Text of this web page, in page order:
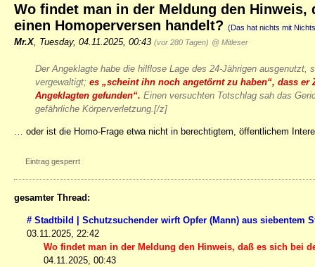
Wo findet man in der Meldung den Hinweis,
einen Homoperversen handelt? (Das hat nichts mit
Mr.X Tuesday, 04.11.2025, 00:43 (vor 280 Tagen) @ Mitleser
Der Angeklagte habe die hilflose Lage des 24-Jährigen
vergewaltigt; es „scheint ihn noch angetörnt zu haben“, dass er
Angeklagten gefunden“. Einen versuchten Totschlag sah das
gefährliche Körperverletzung.[/z]
… oder ist die Homo-Frage etwa nicht in berechtigtem, öffentlichem
Eintrag gesperrt
gesamter Thread:
# Stadtbild | Schutzsuchender wirft Opfer (Mann) aus siebentem
03.11.2025, 22:42
Wo findet man in der Meldung den Hinweis, daß es sich bei
04.11.2025, 00:43